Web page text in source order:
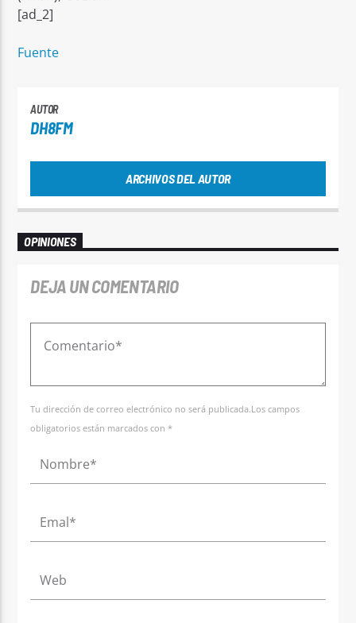
[ad_2]
Fuente
AUTOR
DH8FM
ARCHIVOS DEL AUTOR
OPINIONES
DEJA UN COMENTARIO
Tu dirección de correo electrónico no será publicada.Los campos
obligatorios están marcados con *